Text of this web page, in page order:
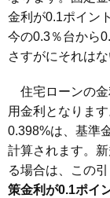
金利が0.1ポイン
今の0.3％台から
さすがにそれはな
住宅ローンの金
用金利となりま
0.398%は、基準
計算されます。
る場合は、この
策金利が0.1ポイ